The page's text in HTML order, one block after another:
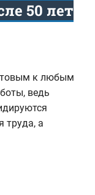
50 лет
к любым
ведь
труда, а